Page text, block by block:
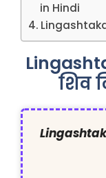
in Hindi
शिव